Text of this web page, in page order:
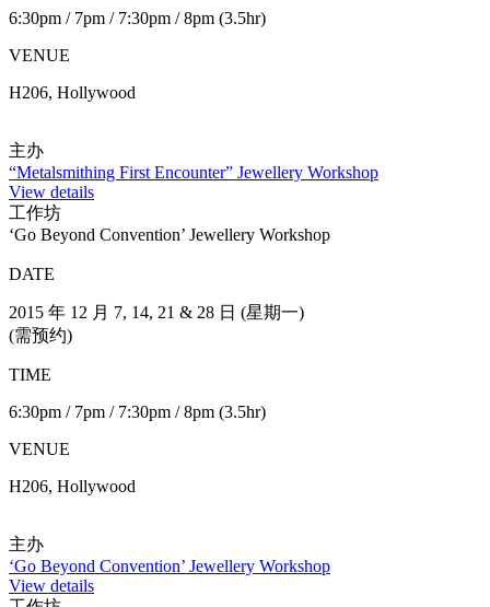
Obellery – Contemporary Jewellery Studio
工作坊
Intermediate Jewellery course – by Obellery
2015 年 12 月 (需預約): 星期二至星期四
TIME
11:00am – 2:00pm
7:00pm – 10:00pm
(4堂共12小時)
VENUE
H311, Hollywood
Obellery – Contemporary Jewellery Studio
View details
工作坊
DATE
2015 年 11 月 7, 14, 21 & 28 日 (星期一)